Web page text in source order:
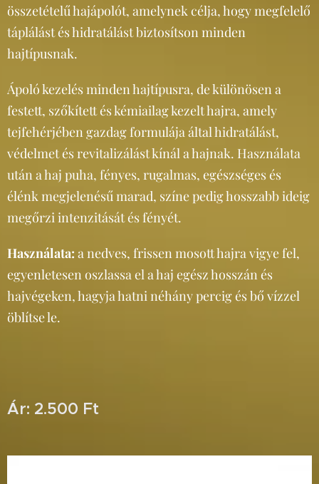
összetételű hajápolót, amelynek célja, hogy megfelelő
táplálást és hidratálást biztosítson minden
hajtípusnak.
Ápoló kezelés minden hajtípusra, de különösen a
festett, szőkített és kémiailag kezelt hajra, amely
tejfehérjében gazdag formulája által hidratálást,
védelmet és revitalizálást kínál a hajnak. Használata
után a haj puha, fényes, rugalmas, egészséges és
élénk megjelenésű marad, színe pedig hosszabb ideig
megőrzi intenzitását és fényét.
Használata: a nedves, frissen mosott hajra vigye fel,
egyenletesen oszlassa el a haj egész hosszán és
hajvégeken, hagyja hatni néhány percig és bő vízzel
öblítse le.
Ár: 2.500 Ft